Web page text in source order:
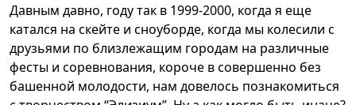
Давным давно, году так в 1999-2000, когда я еще
катался на скейте и сноуборде, когда мы колесили с
друзьями по близлежащим городам на различные
фесты и соревнования, короче в совершенно без
башенной молодости, нам довелось познакомиться